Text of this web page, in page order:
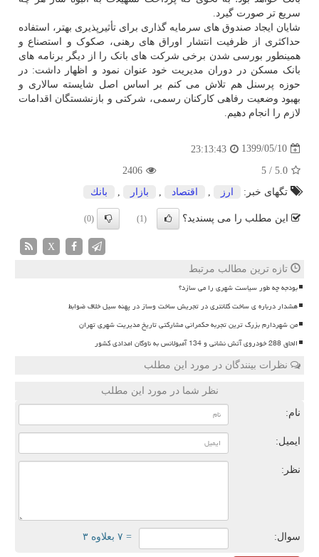
سریع تر صورت گیرد.
شایان ایجاد صندوق های سرمایه گذاری برای تأثیرپذیری بهتر، استفاده
حداکثری از ظرفیت انتشار اوراق های رهنی، صکوک و استصناع و
همینطور بورسی شدن برخی شرکت های بانک را از دیگر برنامه های
بانک مسکن در دوران مدیریت خود عنوان نمود و اظهار داشت: در
حوزه پرسنل هم تلاش می کنم بر اساس اصل شایسته سالاری و
بهبود وضعیت رفاهی کارکنان رسمی، شرکتی و بازنشستگان اقدامات
لازم را انجام دهیم.
1399/05/10
23:13:43
5.0
/
5
2406
تگهای خبر:
ارز اقتصاد بازار بانك
این مطلب را می پسندید؟ (1)
(0)
X
تازه ترین مطالب مرتبط
بودجه چه طور سیاست شهری را می سازد؟
هشدار درباره ی ساخت کلانتری در تجریش ساخت وساز در پهنه سیل خلاف ضوابط
من شهردارم بزرگ ترین تجربه حکمرانی مشارکتی تاریخ مدیریت شهری تهران
الحاق 288 خودروی آتش نشانی و 134 آمبولانس به ناوگان امدادی کشور
نظرات بینندگان در مورد این مطلب
نظر شما در مورد این مطلب
نام:
ایمیل:
نظر:
سوال: = ۷ بعلاوه ۳